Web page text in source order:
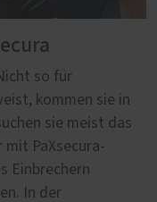
so für
kommen sie in
sie meist das
PaXsecura-
Einbrechern
In der